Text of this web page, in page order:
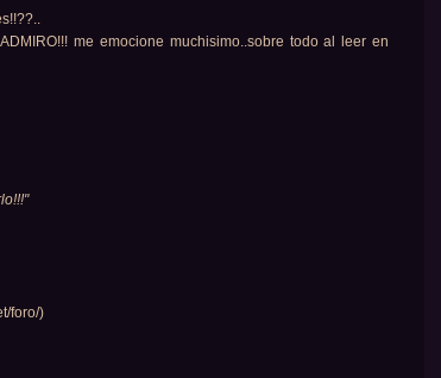
me emocione muchisimo..sobre todo al leer en
foro/)